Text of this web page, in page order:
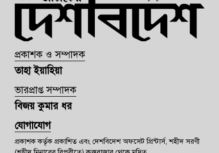
প্রকাশক ও সম্পাদক
তাহা ইয়াহিয়া
ভারপ্রাপ্ত সম্পাদক
বিজয় কুমার ধর
যোগাযোগ
প্রকাশক কর্তৃক প্রকাশিত এবং দেশবিদেশ অফসেট প্রিন্টার্স, শহীদ সরণী